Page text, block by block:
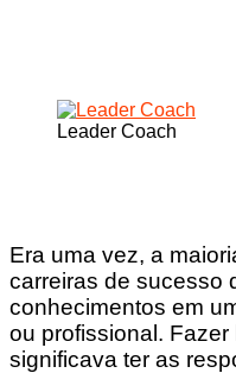
Leader Coach
Era uma vez, a
carreiras de sucesso
conhecimentos em
ou profissional.
significava ter as